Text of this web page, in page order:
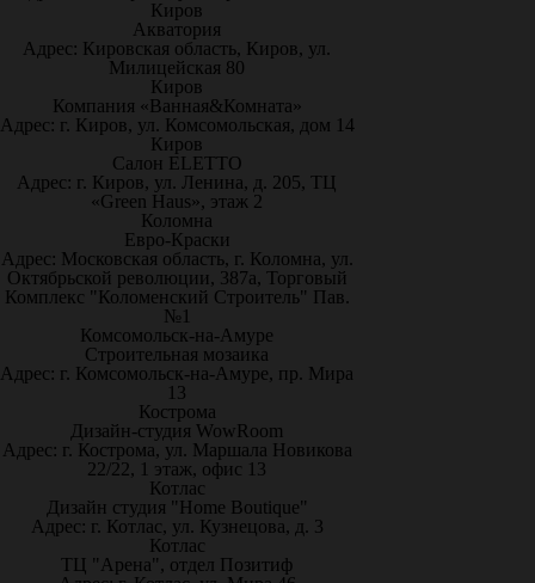
Киров
Акватория
Адрес: Кировская область, Киров, ул.
Милицейская 80
Киров
Компания «Ванная&Комната»
Адрес: г. Киров, ул. Комсомольская, дом 14
Киров
Салон ELETTO
Адрес: г. Киров, ул. Ленина, д. 205, ТЦ
«Green Haus», этаж 2
Коломна
Евро-Краски
Адрес: Московская область, г. Коломна, ул.
Октябрьской революции, 387а, Торговый
Комплекс "Коломенский Строитель" Пав.
№1
Комсомольск-на-Амуре
Строительная мозаика
Адрес: г. Комсомольск-на-Амуре, пр. Мира
13
Кострома
Дизайн-студия WowRoom
Адрес: г. Кострома, ул. Маршала Новикова
22/22, 1 этаж, офис 13
Котлас
Дизайн студия "Home Boutique"
Адрес: г. Котлас, ул. Кузнецова, д. 3
Котлас
ТЦ "Арена", отдел Позитиф